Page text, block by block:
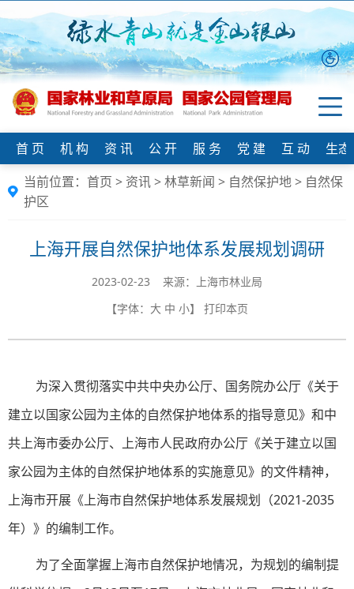
首 页 机 构 资 讯 公 开 服 务 党 建 互 动
生
当前位置： 首页 > 资讯>林草新闻 > 自然保护地> 自然保
护区
上海开展自然保护地体系发展规划调研
2023-02-23 来源：上海市林业局
【字体： 大 中 小】 打印本页
为深入贯彻落实中共中央办公厅、国务院办公厅《关于
建立以国家公园为主体的自然保护地体系的指导意见》和中
共上海市委办公厅、上海市人民政府办公厅《关于建立以国
家公园为主体的自然保护地体系的实施意见》的文件精神，
上海市开展《上海市自然保护地体系发展规划（2021-2035
年）》的编制工作。
为了全面掌握上海市自然保护地情况，为规划的编制提